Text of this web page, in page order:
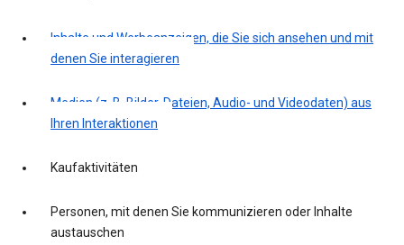
Inhalte und Werbeanzeigen, die Sie sich ansehen und mit
denen Sie interagieren
Medien (z. B. Bilder, Dateien, Audio- und Videodaten) aus
Ihren Interaktionen
Kaufaktivitäten
Personen, mit denen Sie kommunizieren oder Inhalte
austauschen